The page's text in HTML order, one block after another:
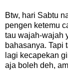
Btw, hari Sabtu
pengen ketemu
tau wajah-wajah
bahasanya. Tapi
lagi kecapekan
aja boleh deh,